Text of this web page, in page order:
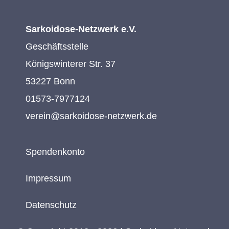
Sarkoidose-Netzwerk e.V.
Geschäftsstelle
Königswinterer Str. 37
53227 Bonn
01573-7977124
verein@sarkoidose-netzwerk.de
Spendenkonto
Impressum
Datenschutz